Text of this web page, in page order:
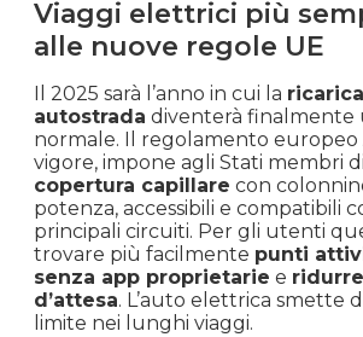
Viaggi elettrici più
alle nuove regole UE
Il 2025 sarà l’anno in cui la
autostrada diventerà finalmente
normale. Il regolamento europeo
vigore, impone agli Stati membri
copertura capillare con
potenza, accessibili e compatibili
principali circuiti. Per gli utenti
trovare più facilmente punti
senza app proprietarie e
d’attesa. L’auto elettrica smette
limite nei lunghi viaggi.